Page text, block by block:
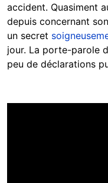
accident. Quasiment
depuis concernant
un secret
jour. La porte-parole
peu de déclarations